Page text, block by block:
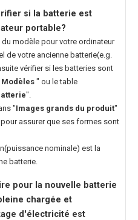
si la batterie est
portable?
modèle pour votre ordinateur
de votre ancienne batterie(e.g.
vérifier si les batteries sont
" ou le table
".
"Images grands du produit"
assurer que ses formes sont
nominale) est la
batterie.
pour la nouvelle batterie
chargée et
d'électricité est